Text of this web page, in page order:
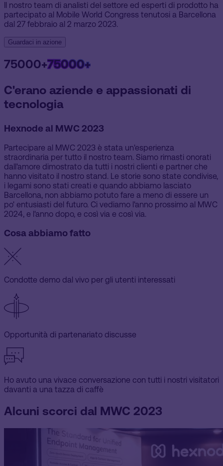
Il nostro team di analisti del settore ed esperti di prodotto ha
partecipato al Mobile World Congress tenutosi a Barcellona
dal 27 febbraio al 2 marzo 2023.
Guardaci in azione
75000+75000+
C'erano aziende e appassionati di
tecnologia
Hexnode al MWC 2023
Partecipare al MWC 2023 è stata un'esperienza
straordinaria per tutto il nostro team. Siamo rimasti onorati
dall'amore dimostrato da tutti i nostri clienti e partner che
hanno visitato il nostro stand. Le storie sono state condivise,
i legami sono stati creati e quando abbiamo lasciato
Barcellona, non abbiamo potuto fare a meno di essere un
po' entusiasti del futuro. Ci vediamo l'anno prossimo al MWC
2024, e l'anno dopo, e così via e così via.
Cosa abbiamo fatto
Condotte demo dal vivo per gli utenti interessati
Opportunità di partenariato discusse
Ho avuto una vivace conversazione con tutti i nostri visitatori
davanti a una tazza di caffè
Alcuni scorci dal MWC 2023